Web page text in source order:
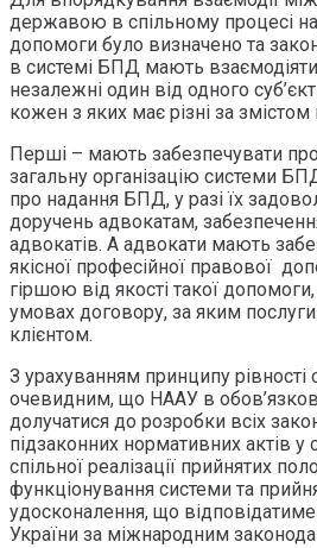
державою в спільному процесі
допомоги було визначено та
в системі БПД мають взаємодіяти
незалежні один від одного
кожен з яких має різні за змістом
Перші – мають забезпечувати
загальну організацію системи
про надання БПД, у разі їх
доручень адвокатам,
адвокатів. А адвокати мають
якісної професійної правової
гіршою від якості такої
умовах договору, за яким
клієнтом.
З урахуванням принципу рівності
очевидним, що НААУ в
долучатися до розробки всіх
підзаконних нормативних актів
спільної реалізації прийнятих
функціонування системи та
удосконалення, що
України за міжнародним